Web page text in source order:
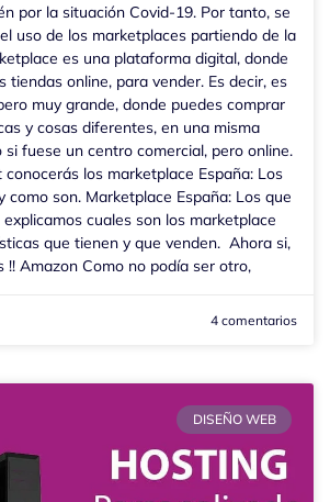
por la situación Covid-19. Por tanto, se
uso de los marketplaces partiendo de la
es una plataforma digital, donde
tiendas online, para vender. Es decir, es
muy grande, donde puedes comprar
y cosas diferentes, en una misma
si fuese un centro comercial, pero online.
los marketplace España: Los
como son. Marketplace España: Los que
explicamos cuales son los marketplace
que tienen y que venden. Ahora si,
!! Amazon Como no podía ser otro,
4 comentarios
DISEÑO WEB